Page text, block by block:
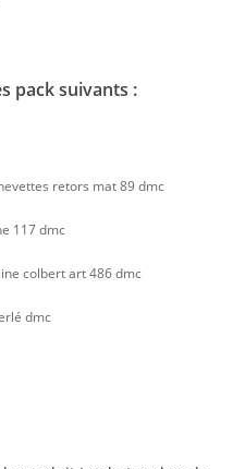
pack suivants :
retors mat 89 dmc
117 dmc
colbert art 486 dmc
dmc